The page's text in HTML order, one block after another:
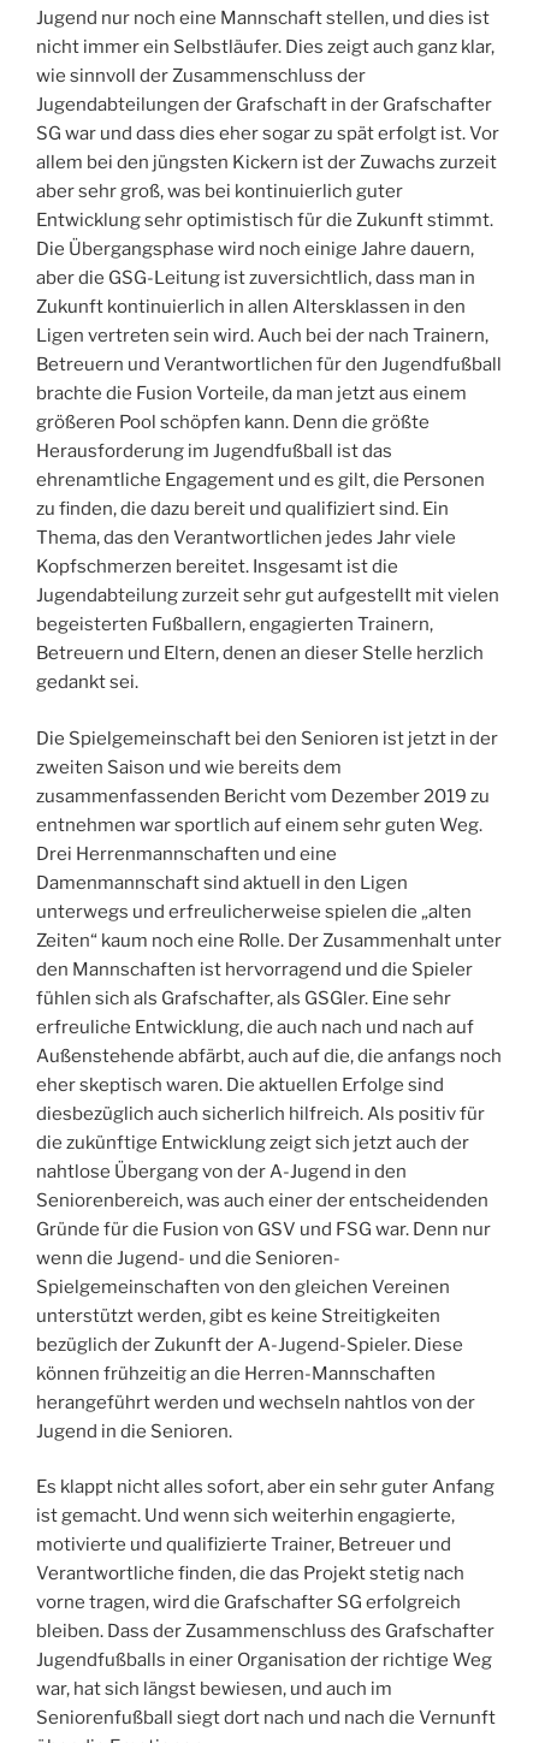
Jugend nur noch eine Mannschaft stellen, und dies ist
nicht immer ein Selbstläufer. Dies zeigt auch ganz klar,
wie sinnvoll der Zusammenschluss der
Jugendabteilungen der Grafschaft in der Grafschafter
SG war und dass dies eher sogar zu spät erfolgt ist. Vor
allem bei den jüngsten Kickern ist der Zuwachs zurzeit
aber sehr groß, was bei kontinuierlich guter
Entwicklung sehr optimistisch für die Zukunft stimmt.
Die Übergangsphase wird noch einige Jahre dauern,
aber die GSG-Leitung ist zuversichtlich, dass man in
Zukunft kontinuierlich in allen Altersklassen in den
Ligen vertreten sein wird. Auch bei der nach Trainern,
Betreuern und Verantwortlichen für den Jugendfußball
brachte die Fusion Vorteile, da man jetzt aus einem
größeren Pool schöpfen kann. Denn die größte
Herausforderung im Jugendfußball ist das
ehrenamtliche Engagement und es gilt, die Personen
zu finden, die dazu bereit und qualifiziert sind. Ein
Thema, das den Verantwortlichen jedes Jahr viele
Kopfschmerzen bereitet. Insgesamt ist die
Jugendabteilung zurzeit sehr gut aufgestellt mit vielen
begeisterten Fußballern, engagierten Trainern,
Betreuern und Eltern, denen an dieser Stelle herzlich
gedankt sei.
Die Spielgemeinschaft bei den Senioren ist jetzt in der
zweiten Saison und wie bereits dem
zusammenfassenden Bericht vom Dezember 2019 zu
entnehmen war sportlich auf einem sehr guten Weg.
Drei Herrenmannschaften und eine
Damenmannschaft sind aktuell in den Ligen
unterwegs und erfreulicherweise spielen die „alten
Zeiten“ kaum noch eine Rolle. Der Zusammenhalt unter
den Mannschaften ist hervorragend und die Spieler
fühlen sich als Grafschafter, als GSGler. Eine sehr
erfreuliche Entwicklung, die auch nach und nach auf
Außenstehende abfärbt, auch auf die, die anfangs noch
eher skeptisch waren. Die aktuellen Erfolge sind
diesbezüglich auch sicherlich hilfreich. Als positiv für
die zukünftige Entwicklung zeigt sich jetzt auch der
nahtlose Übergang von der A-Jugend in den
Seniorenbereich, was auch einer der entscheidenden
Gründe für die Fusion von GSV und FSG war. Denn nur
wenn die Jugend- und die Senioren-
Spielgemeinschaften von den gleichen Vereinen
unterstützt werden, gibt es keine Streitigkeiten
bezüglich der Zukunft der A-Jugend-Spieler. Diese
können frühzeitig an die Herren-Mannschaften
herangeführt werden und wechseln nahtlos von der
Jugend in die Senioren.
Es klappt nicht alles sofort, aber ein sehr guter Anfang
ist gemacht. Und wenn sich weiterhin engagierte,
motivierte und qualifizierte Trainer, Betreuer und
Verantwortliche finden, die das Projekt stetig nach
vorne tragen, wird die Grafschafter SG erfolgreich
bleiben. Dass der Zusammenschluss des Grafschafter
Jugendfußballs in einer Organisation der richtige Weg
war, hat sich längst bewiesen, und auch im
Seniorenfußball siegt dort nach und nach die Vernunft